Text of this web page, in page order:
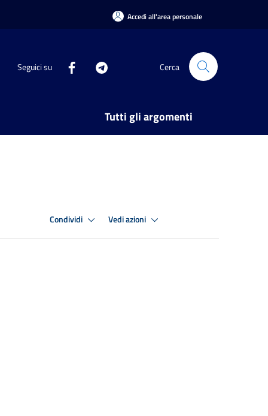
Accedi all'area personale
Seguici su Cerca
Tutti gli argomenti
Condividi Vedi azioni